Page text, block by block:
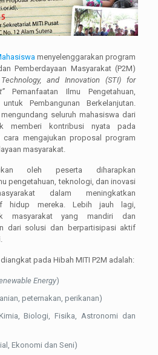
menyelenggarakan program
Pemberdayaan Masyarakat (P2M)
and Innovation (STI) for
Pemanfaatan Ilmu Pengetahuan,
Pembangunan Berkelanjutan.
seluruh mahasiswa dari
memberi kontribusi nyata pada
cara mengajukan proposal program
masyarakat.
oleh peserta diharapkan
pengetahuan, teknologi, dan inovasi
dalam meningkatkan
hidup mereka. Lebih jauh lagi,
masyarakat yang mandiri dan
dari solusi dan berpartisipasi aktif
pada Hibah MITI P2M adalah:
Energy)
peternakan, perikanan)
Biologi, Fisika, Astronomi dan
Ekonomi dan Seni)